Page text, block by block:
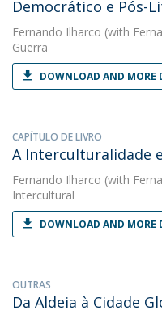
Democrático e Pós-
Fernando Ilharco (with
Guerra
DOWNLOAD AND MORE
CAPÍTULO DE LIVRO
A Interculturalidade
Fernando Ilharco (with
Intercultural
DOWNLOAD AND MORE
OUTRAS
Da Aldeia à Cidade